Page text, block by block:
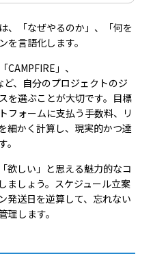
、「なぜやるのか」、「何を
言語化します。
」、
、自分のプロジェクトのジ
を選ぶことが大切です。目標
フォームに支払う手数料、リ
細かく計算し、現実的かつ達
欲しい」と思える魅力的なコ
ましょう。スケジュール立案
発送日を逆算して、忘れない
理します。